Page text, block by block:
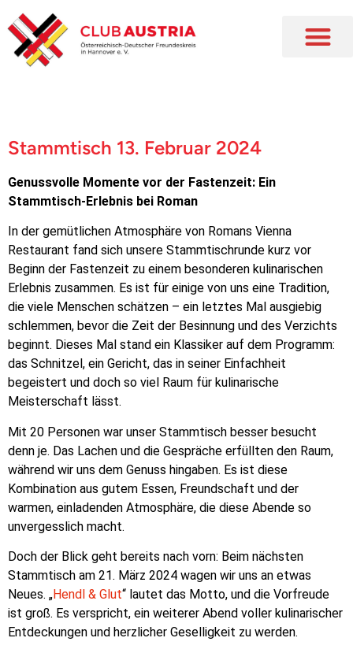
Stammtisch 13. Februar 2024
Genussvolle Momente vor der Fastenzeit: Ein
Stammtisch-Erlebnis bei Roman
In der gemütlichen Atmosphäre von Romans Vienna
Restaurant fand sich unsere Stammtischrunde kurz vor
Beginn der Fastenzeit zu einem besonderen kulinarischen
Erlebnis zusammen. Es ist für einige von uns eine Tradition,
die viele Menschen schätzen – ein letztes Mal ausgiebig
schlemmen, bevor die Zeit der Besinnung und des Verzichts
beginnt. Dieses Mal stand ein Klassiker auf dem Programm:
das Schnitzel, ein Gericht, das in seiner Einfachheit
begeistert und doch so viel Raum für kulinarische
Meisterschaft lässt.
Mit 20 Personen war unser Stammtisch besser besucht
denn je. Das Lachen und die Gespräche erfüllten den Raum,
während wir uns dem Genuss hingaben. Es ist diese
Kombination aus gutem Essen, Freundschaft und der
warmen, einladenden Atmosphäre, die diese Abende so
unvergesslich macht.
Doch der Blick geht bereits nach vorn: Beim nächsten
Stammtisch am 21. März 2024 wagen wir uns an etwas
Neues. „Hendl & Glut“ lautet das Motto, und die Vorfreude
ist groß. Es verspricht, ein weiterer Abend voller kulinarischer
Entdeckungen und herzlicher Geselligkeit zu werden.